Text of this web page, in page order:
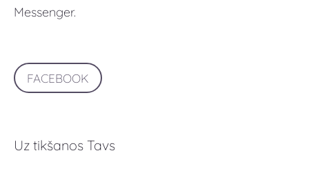
Messenger.
FACEBOOK
Uz tikšanos Tavs